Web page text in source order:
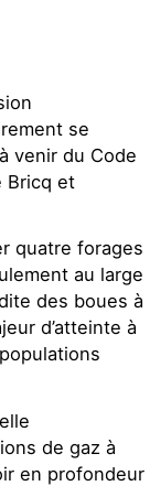
se
venir du Code
Bricq et
quatre forages
au large
des boues à
d’atteinte à
de gaz à
en profondeur